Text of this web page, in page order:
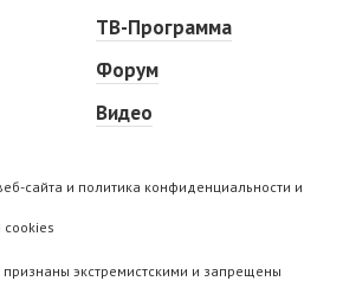
ТВ-Программа
Форум
Видео
сайта и политика конфиденциальности и
cookies
признаны экстремистскими и запрещены